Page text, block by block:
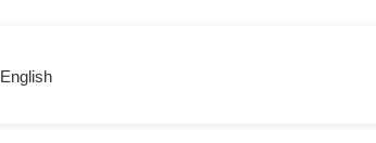
English